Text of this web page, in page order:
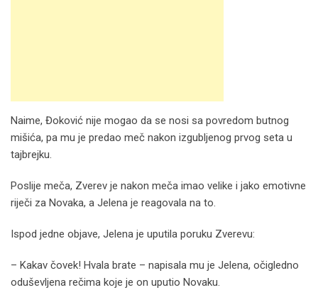
Naime, Đoković nije mogao da se nosi sa povredom butnog
mišića, pa mu je predao meč nakon izgubljenog prvog seta u
tajbrejku.
Poslije meča, Zverev je nakon meča imao velike i jako emotivne
riječi za Novaka, a Jelena je reagovala na to.
Ispod jedne objave, Jelena je uputila poruku Zverevu:
– Kakav čovek! Hvala brate – napisala mu je Jelena, očigledno
oduševljena rečima koje je on uputio Novaku.